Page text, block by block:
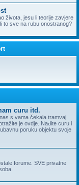
života, jesu li teorije zavjere
to sve na rubu onostranog?
curu itd.
s vama čekala tramvaj
je ovdje. Nađite curu i
poruku objektu svoje
forume. SVE privatne